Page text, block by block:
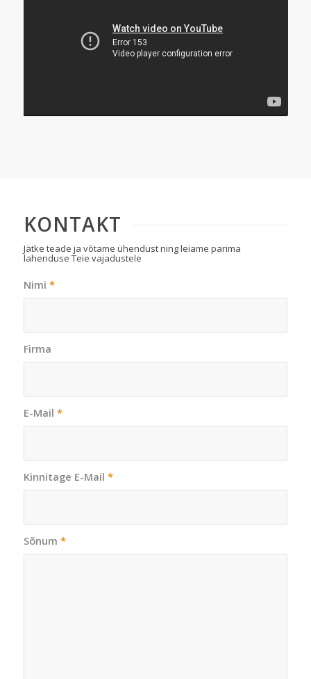
KONTAKT
Jätke teade ja võtame ühendust ning leiame parima
lahenduse Teie vajadustele
Nimi *
Firma
E-Mail *
Kinnitage E-Mail *
Sõnum *